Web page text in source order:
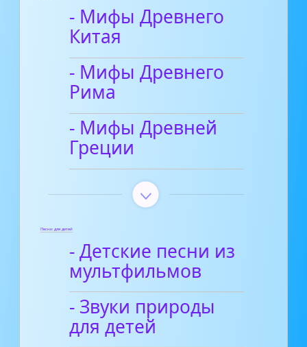
- Мифы Древнего
Китая
- Мифы Древнего
Рима
- Мифы Древней
Греции
Песни для детей
- Детские песни из
мультфильмов
- Звуки природы
для детей